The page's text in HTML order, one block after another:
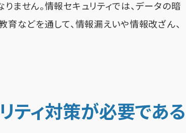
ません。情報セキュリティでは、データの暗
などを通して、情報漏えいや情報改ざん、
ティ対策が必要である